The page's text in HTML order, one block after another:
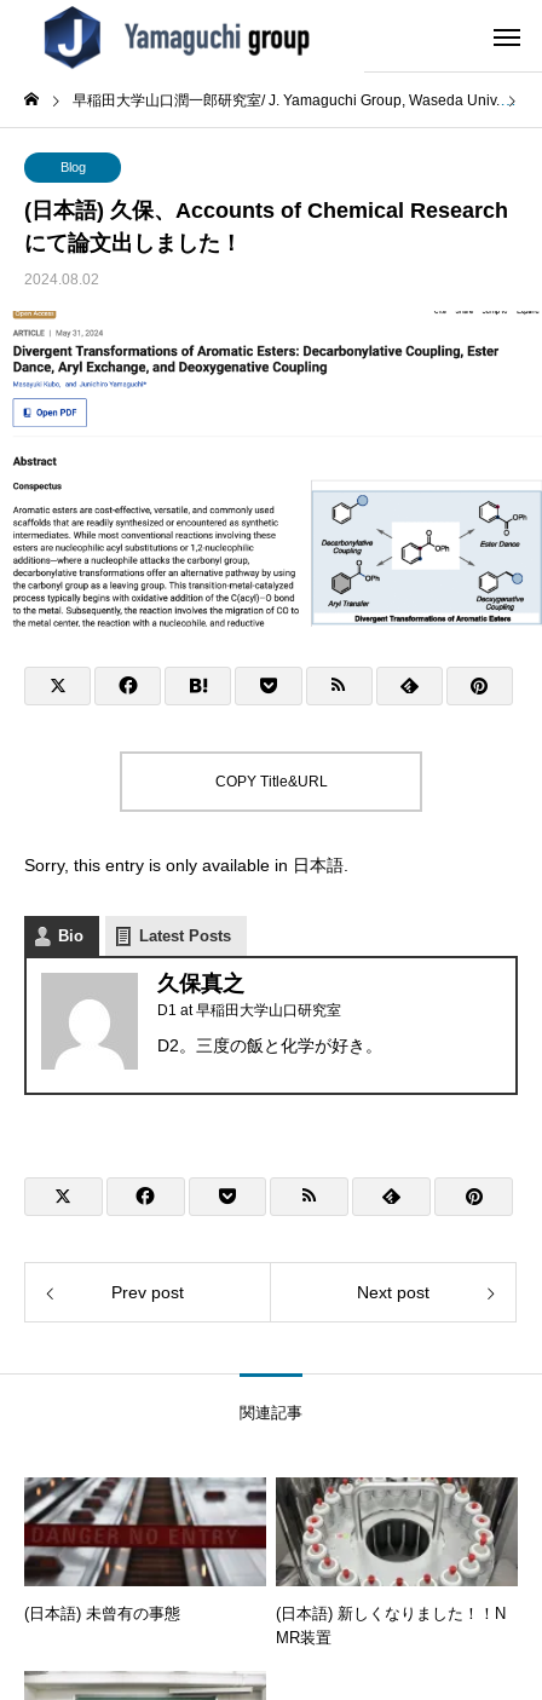
早稲田大学山口潤一郎研究室/ J. Yamaguchi Group, Waseda Univ.
Blog
(日本語) 久保、Accounts of Chemical Research
にて論文出しました！
2024.08.02
COPY Title&URL
Sorry, this entry is only available in 日本語
Bio Latest Posts
久保真之
D1 at早稲田大学山口研究室
D2。三度の飯と化学が好き。
Prev post Next post
関連記事
(日本語) 未曾有の事態
(日本語) 新しくなりました！！N
MR装置